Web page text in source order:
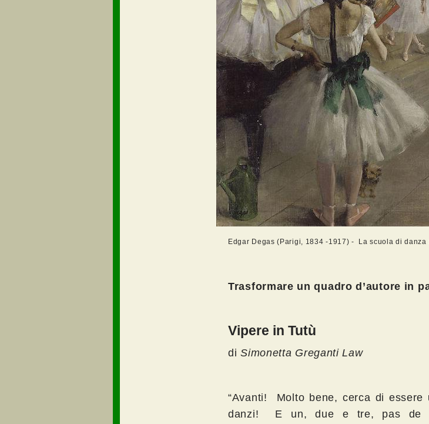
Edgar Degas (Parigi, 1834 -1917) - La scuola di danza
Trasformare un quadro d’autore in
Vipere in Tutù
di Simonetta Greganti Law
“Avanti! Molto bene, cerca di essere
danzi! E un, due e tre, pas de